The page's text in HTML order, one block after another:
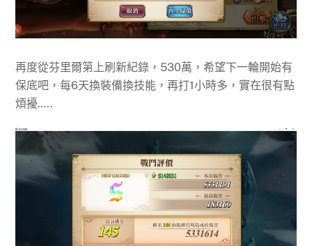
再度從芬里爾第上刷新紀錄，530萬，希望下一輪開始有
保底吧，每6天換裝備換技能，再打1小時多，實在很有點
煩擾…..